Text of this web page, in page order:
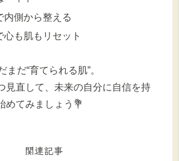
内側から整える
心も肌もリセット
だ“育てられる肌”。
見直して、未来の自分に自信を持
めてみましょう💐
関連記事